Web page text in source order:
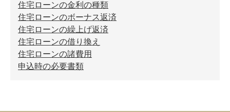
住宅ローンの金利の種類
住宅ローンのボーナス返済
住宅ローンの繰上げ返済
住宅ローンの借り換え
住宅ローンの諸費用
申込時の必要書類